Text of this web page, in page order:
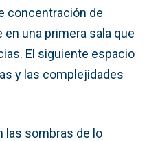
concentración de
en una primera sala que
El siguiente espacio
y las complejidades
las sombras de lo